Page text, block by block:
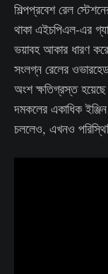
শিল্পপ্রবেশ রেল
থাকা এইচপিএল-এর
ভয়াবহ আকার ধারণ
সংলগ্ন রেলের
অংশ ক্ষতিগ্রস্ত
দমকলের একাধিক
চললেও, এখনও